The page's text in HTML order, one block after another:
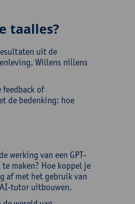
taalles?
uit de
Willens nillens
of
de bedenking: hoe
werking van een GPT-
maken? Hoe koppel je
af met het gebruik van
tutor uitbouwen.